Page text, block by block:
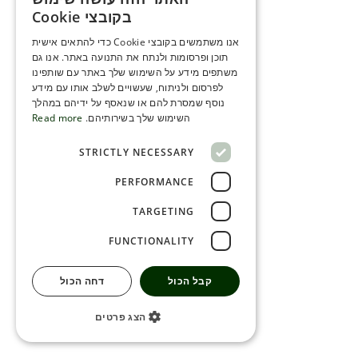
ENGLISH
SERBIA
HEBREW
RUSSIAN
SERBIAN-2
בקובצי Cookie
אנו משתמשים בקובצי Cookie כדי להתאים אישית
תוכן ופרסומות ולנתח את התנועה באתר. אנו גם
משתפים מידע על השימוש שלך באתר עם שותפינו
לפרסום ולניתוח, שעשויים לשלב אותו עם מידע
נוסף שמסרת להם או שנאסף על ידיהם במהלך
השימוש שלך בשירותיהם. Read more
STRICTLY NECESSARY
PERFORMANCE
TARGETING
FUNCTIONALITY
קבל הכול דחה הכול
הצג פרטים